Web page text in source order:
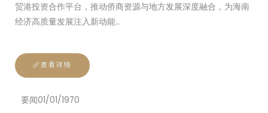
贸港投资合作平台，推动侨商资源与地方发展深度融合，为海南
经济高质量发展注入新动能…
查看详情
要闻01/01/1970